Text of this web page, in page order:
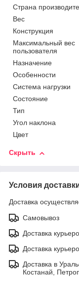
Страна
Вес
Конструкция
Максимальный вес
пользователя
Назначение
Особенности
Система нагрузки
Состояние
Тип
Угол наклона
Цвет
Скрыть
Условия
Доставка
Самовывоз
Доставка
Доставка
Доставка в
Костанай,